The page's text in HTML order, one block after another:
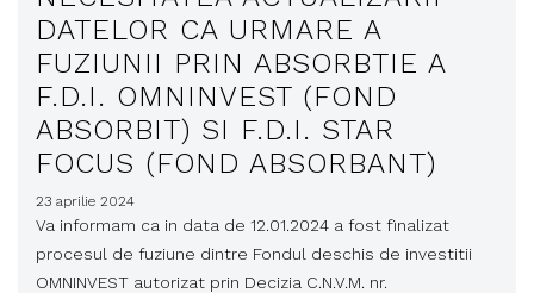
DATELOR CA URMARE A
FUZIUNII PRIN ABSORBTIE A
F.D.I. OMNINVEST (FOND
ABSORBIT) SI F.D.I. STAR
FOCUS (FOND ABSORBANT)
23 aprilie 2024
Va informam ca in data de 12.01.2024 a fost finalizat
procesul de fuziune dintre Fondul deschis de investitii
OMNINVEST autorizat prin Decizia C.N.V.M. nr.